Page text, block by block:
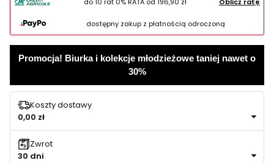
dostępny zakup z płatnością odroczoną
Promocja! Biurka i kolekcje młodzieżowe taniej nawet o
30%
Koszty dostawy
0,00 zł
Zwrot
30 dni